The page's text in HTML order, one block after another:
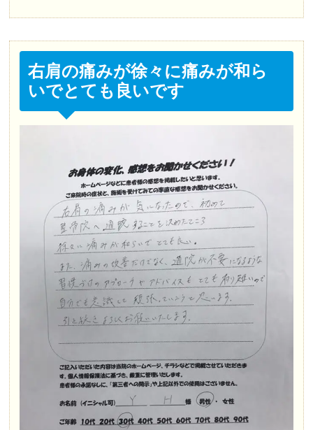
右肩の痛みが徐々に痛みが和ら
いでとても良いです